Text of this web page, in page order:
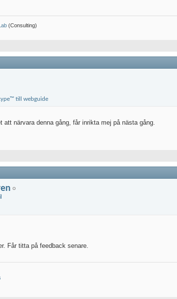
(Consulting)
att närvara denna gång, får inrikta mej på nästa gång.
Får titta på feedback senare.